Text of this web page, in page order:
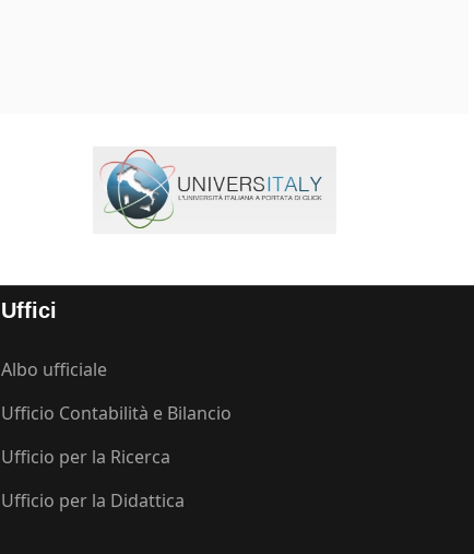
Uffici
Albo ufficiale
Ufficio Contabilità e Bilancio
Ufficio per la Ricerca
Ufficio per la Didattica